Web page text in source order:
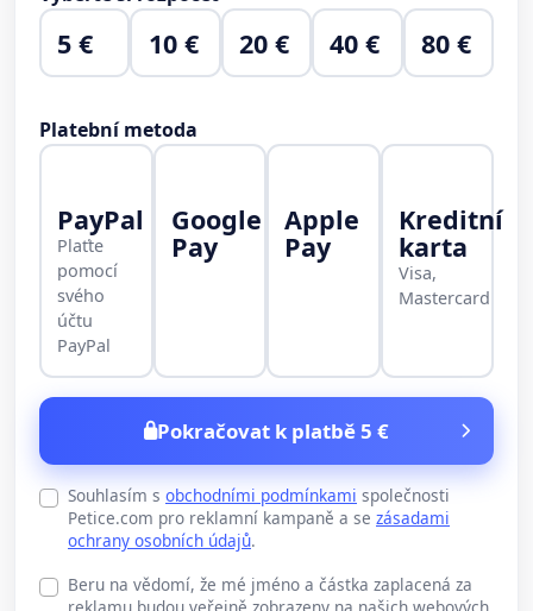
5 € 10 € 20 € 40 € 80 €
Platební metoda
PayPal
Plaťte
pomocí
svého
účtu
PayPal
Google
Pay
Apple
Pay
Kreditní
karta
Visa,
Mastercard
Pokračovat k platbě 5 €
Souhlasím s obchodními podmínkami společnosti
Petice.com pro reklamní kampaně a se zásadami
ochrany osobních údajů.
Beru na vědomí, že mé jméno a částka zaplacená za